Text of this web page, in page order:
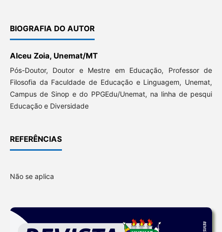
BIOGRAFIA DO AUTOR
Alceu Zoia, Unemat/MT
Pós-Doutor, Doutor e Mestre em Educação, Professor de
Filosofia da Faculdade de Educação e Linguagem, Unemat,
Campus de Sinop e do PPGEdu/Unemat, na linha de pesqui
Educação e Diversidade
REFERÊNCIAS
Não se aplica